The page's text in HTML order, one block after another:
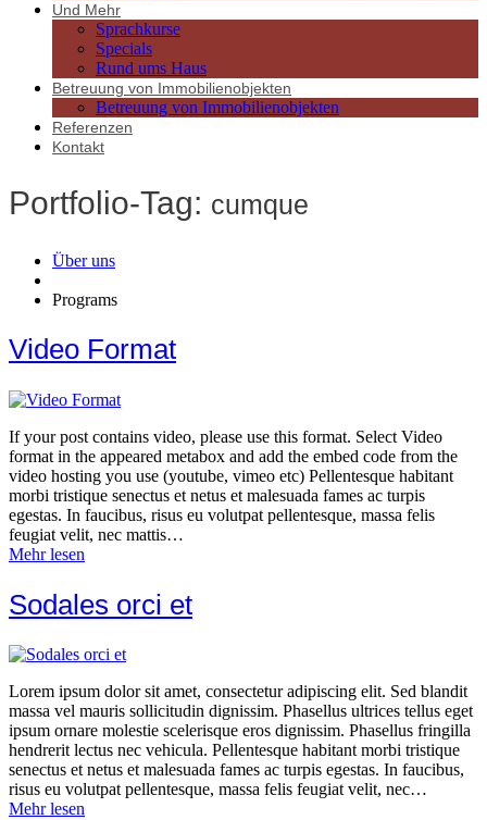
Und Mehr
Sprachkurse
Specials
Rund ums Haus
Betreuung von Immobilienobjekten
Betreuung von Immobilienobjekten
Referenzen
Kontakt
Portfolio-Tag: cumque
Über uns
Programs
Video Format
If your post contains video, please use this format. Select Video
format in the appeared metabox and add the embed code from the
video hosting you use (youtube, vimeo etc) Pellentesque habitant
morbi tristique senectus et netus et malesuada fames ac turpis
egestas. In faucibus, risus eu volutpat pellentesque, massa felis
feugiat velit, nec mattis…
Mehr lesen
Sodales orci et
Lorem ipsum dolor sit amet, consectetur adipiscing elit. Sed blandit
massa vel mauris sollicitudin dignissim. Phasellus ultrices tellus eget
ipsum ornare molestie scelerisque eros dignissim. Phasellus fringilla
hendrerit lectus nec vehicula. Pellentesque habitant morbi tristique
senectus et netus et malesuada fames ac turpis egestas. In faucibus,
risus eu volutpat pellentesque, massa felis feugiat velit, nec…
Mehr lesen